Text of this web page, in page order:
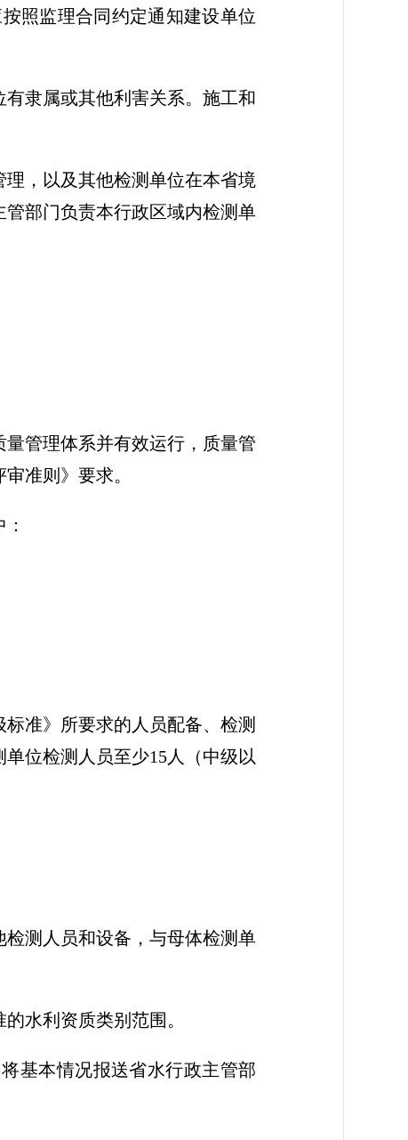
照监理合同约定通知建设单位
隶属或其他利害关系。施工和
，以及其他检测单位在本省境
部门负责本行政区域内检测单
管理体系并有效运行，质量管
准则》要求。
准》所要求的人员配备、检测
位检测人员至少15人（中级以
检测人员和设备，与母体检测单
水利资质类别范围。
基本情况报送省水行政主管部